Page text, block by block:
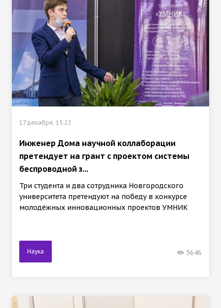
17 декабря, 15:22
Инженер Дома научной коллаборации
претендует на грант с проектом системы
беспроводной з...
Три студента и два сотрудника Новгородского
университета претендуют на победу в конкурсе
молодёжных инновационных проектов УМНИК
Наука 5646